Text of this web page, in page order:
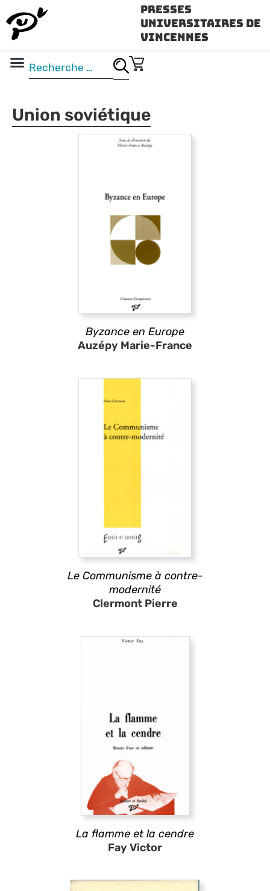
Presses
Universitaires de
Vincennes
Union soviétique
Byzance en Europe
Auzépy Marie-France
Le Communisme à contre-
modernité
Clermont Pierre
La flamme et la cendre
Fay Victor